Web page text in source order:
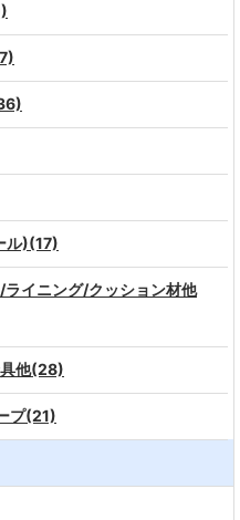
ル)(17)
イニング/クッション材他
他(28)
プ(21)